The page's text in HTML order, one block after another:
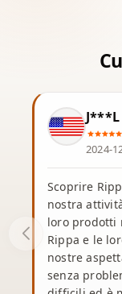
J***L
2024-
Scoprire
nostra
loro prodotti
Rippa e le
nostre
senza